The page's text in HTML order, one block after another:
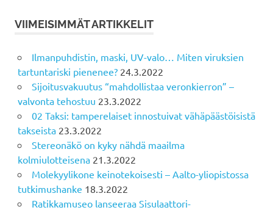
VIIMEISIMMÄT ARTIKKELIT
Ilmanpuhdistin, maski, UV-valo… Miten viruksien
tartuntariski pienenee? 24.3.2022
Sijoitusvakuutus “mahdollistaa veronkierron” –
valvonta tehostuu 23.3.2022
02 Taksi: tamperelaiset innostuivat vähäpäästöisistä
takseista 23.3.2022
Stereonäkö on kyky nähdä maailma
kolmiulotteisena 21.3.2022
Molekyylikone keinotekoisesti – Aalto-yliopistossa
tutkimushanke 18.3.2022
Ratikkamuseo lanseeraa Sisulaattori-